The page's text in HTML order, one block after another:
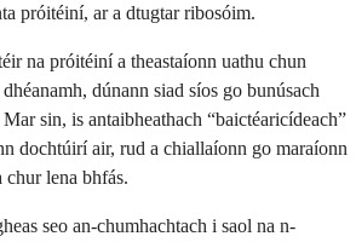
próitéiní, ar a dtugtar ribosóim.
na próitéiní a theastaíonn uathu chun
dúnann siad síos go bunúsach
sin, is antaibheathach “baictéaricídeach”
dochtúirí air, rud a chiallaíonn go maraíonn
chur lena bhfás.
seo an-chumhachtach i saol na n-